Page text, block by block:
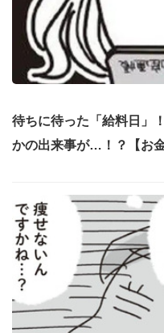
待ちに待った「給料日」
かの出来事が…！？【お